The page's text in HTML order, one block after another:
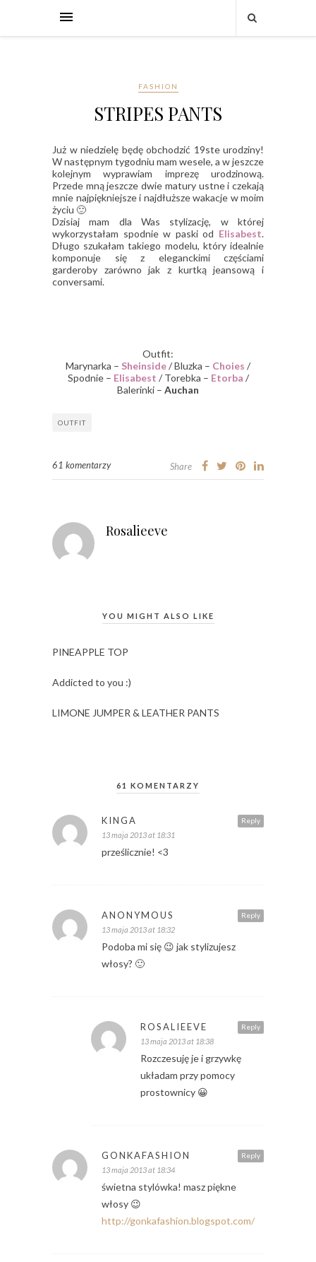
FASHION
STRIPES PANTS
Już w niedzielę będę obchodzić 19ste urodziny!
W następnym tygodniu mam wesele, a w jeszcze
kolejnym wyprawiam imprezę urodzinową.
Przede mną jeszcze dwie matury ustne i czekają
mnie najpiękniejsze i najdłuższe wakacje w moim
życiu 🙂
Dzisiaj mam dla Was stylizację, w której
wykorzystałam spodnie w paski od Elisabest.
Długo szukałam takiego modelu, który idealnie
komponuje się z eleganckimi częściami
garderoby zarówno jak z kurtką jeansową i
conversami.
Outfit:
Marynarka – Sheinside/ Bluzka – Choies /
Spodnie – Elisabest / Torebka – Etorba /
Balerinki – Auchan
OUTFIT
61 komentarzy Share
Rosalieeve
YOU MIGHT ALSO LIKE
PINEAPPLE TOP
Addicted to you :)
LIMONE JUMPER & LEATHER PANTS
61 KOMENTARZY
Reply
KINGA
13 maja 2013 at 18:31
prześlicznie! <3
Reply
ANONYMOUS
13 maja 2013 at 18:32
Podoba mi się 😉 jak stylizujesz
włosy? 🙂
Reply
ROSALIEEVE
13 maja 2013 at 18:38
Rozczesuję je i grzywkę
układam przy pomocy
prostownicy 😀
Reply
GONKAFASHION
13 maja 2013 at 18:34
świetna stylówka! masz piękne
włosy 😉
http://gonkafashion.blogspot.com/